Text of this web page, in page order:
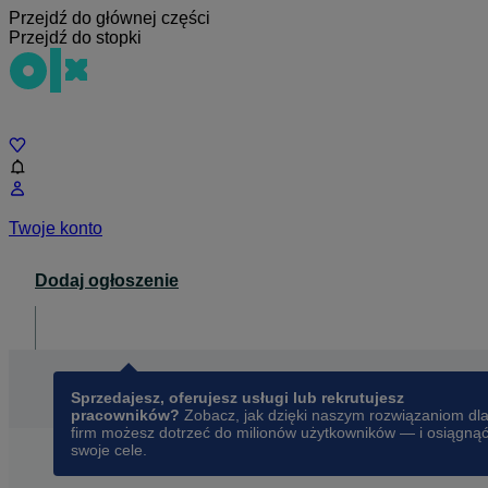
Przejdź do głównej części
Przejdź do stopki
Twoje konto
Dodaj ogłoszenie
Sprzedajesz, oferujesz usługi lub rekrutujesz
pracowników? Zobacz, jak dzięki naszym rozwiązaniom dla
firm możesz dotrzeć do milionów użytkowników — i osiągnąć
swoje cele.